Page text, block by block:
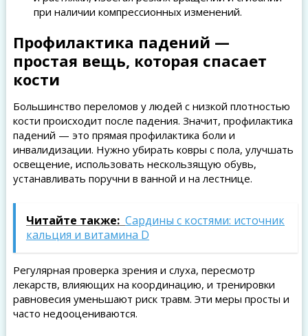
при наличии компрессионных изменений.
Профилактика падений —
простая вещь, которая спасает
кости
Большинство переломов у людей с низкой плотностью
кости происходит после падения. Значит, профилактика
падений — это прямая профилактика боли и
инвалидизации. Нужно убирать ковры с пола, улучшать
освещение, использовать нескользящую обувь,
устанавливать поручни в ванной и на лестнице.
Читайте также: Сардины с костями: источник
кальция и витамина D
Регулярная проверка зрения и слуха, пересмотр
лекарств, влияющих на координацию, и тренировки
равновесия уменьшают риск травм. Эти меры просты и
часто недооцениваются.